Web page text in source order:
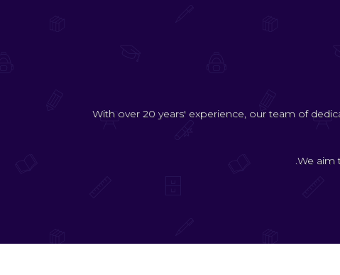
With over 20 years' experience, our team of
We aim